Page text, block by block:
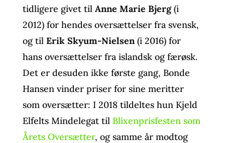
tidligere givet til Anne Marie Bjerg(i
2012) for hendes oversættelser fra svensk,
og til Erik Skyum-Nielsen(i 2016) for
hans oversættelser fra islandsk og færøsk.
Det er desuden ikke første gang, Bonde
Hansen vinder priser for sine meritter
som oversætter: I 2018 tildeltes hun Kjeld
Elfelts Mindelegat til Blixenprisfesten som
Årets Oversætter, og samme år modtog